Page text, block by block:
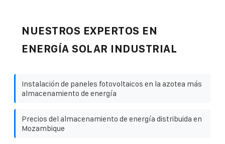
NUESTROS EXPERTOS EN
ENERGÍA SOLAR INDUSTRIAL
Instalación de paneles fotovoltaicos en la azotea más
almacenamiento de energía
Precios del almacenamiento de energía distribuida en
Mozambique